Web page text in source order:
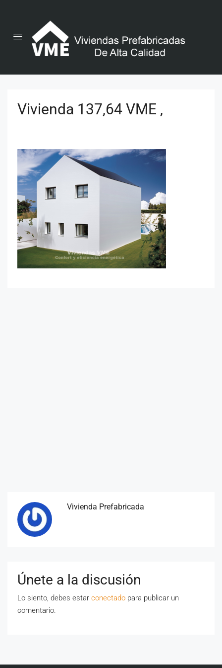
Vivienda 137,64 VME ,
Vivienda Prefabricada
Únete a la discusión
Lo siento, debes estar conectado para publicar un
comentario.